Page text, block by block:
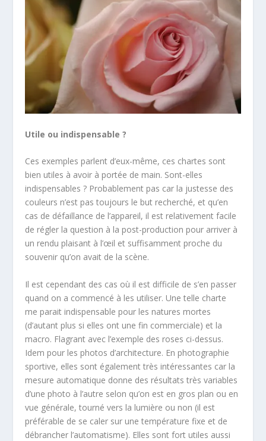
Utile ou indispensable ?
Ces exemples parlent d’eux-même, ces chartes sont
bien utiles à avoir à portée de main. Sont-elles
indispensables ? Probablement pas car la justesse des
couleurs n’est pas toujours le but recherché, et qu’en
cas de défaillance de l’appareil, il est relativement facile
de régler la question à la post-production pour arriver à
un rendu plaisant à l’œil et suffisamment proche du
souvenir qu’on avait de la scène.
Il est cependant des cas où il est difficile de s’en passer
quand on a commencé à les utiliser. Une telle charte
me parait indispensable pour les natures mortes
(d’autant plus si elles ont une fin commerciale) et la
macro. Flagrant avec l’exemple des roses ci-dessus.
Idem pour les photos d’architecture. En photographie
sportive, elles sont également très intéressantes car la
mesure automatique donne des résultats très variables
d’une photo à l’autre selon qu’on est en gros plan ou en
vue générale, tourné vers la lumière ou non (il est
préférable de se caler sur une température fixe et de
débrancher l’automatisme). Elles sont fort utiles aussi